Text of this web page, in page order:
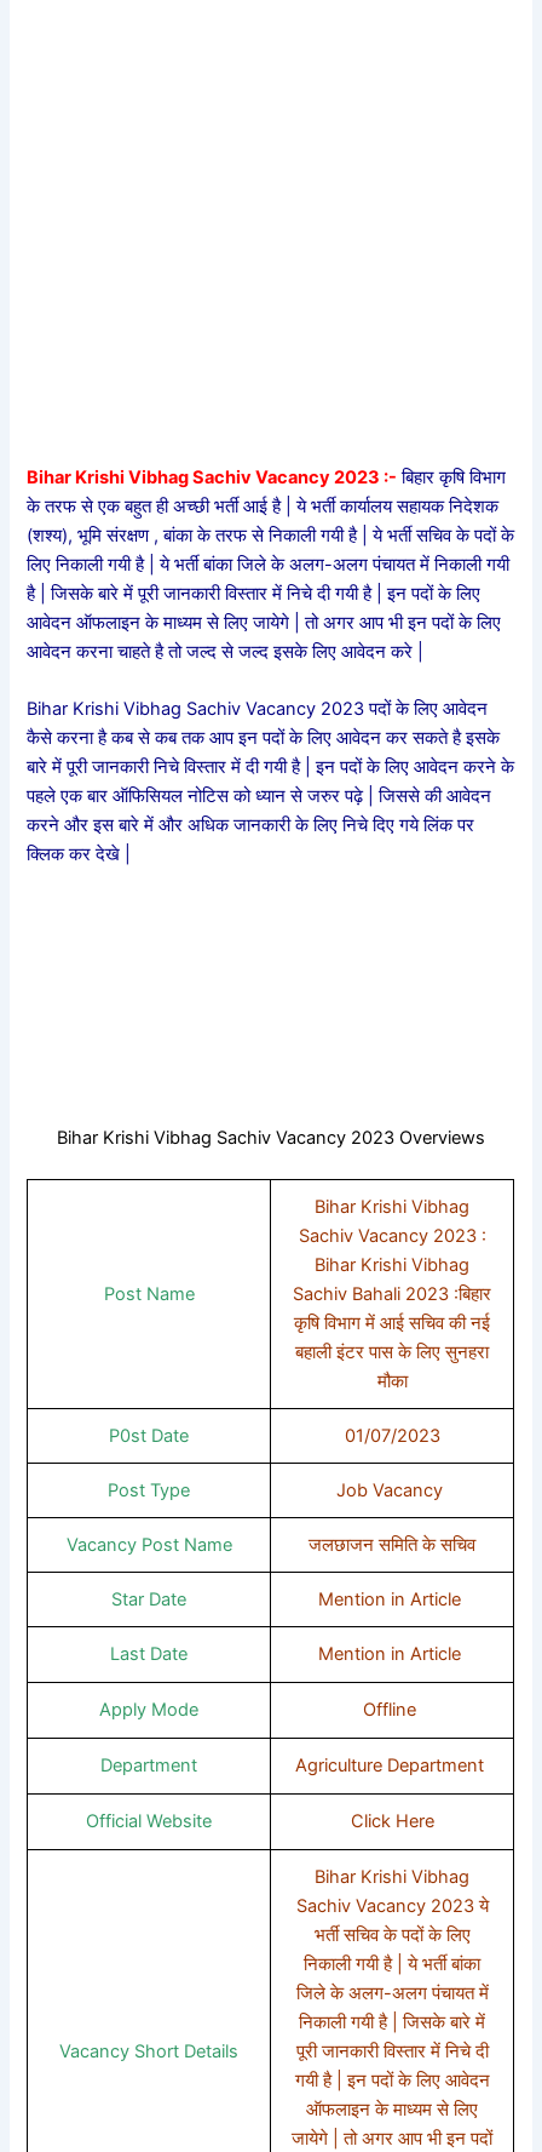
Bihar Krishi Vibhag Sachiv Vacancy 2023 :- बिहार कृषि विभाग
के तरफ से एक बहुत ही अच्छी भर्ती आई है | ये भर्ती कार्यालय सहायक निदेशक
(शश्य), भूमि संरक्षण , बांका के तरफ से निकाली गयी है | ये भर्ती सचिव के पदों के
लिए निकाली गयी है | ये भर्ती बांका जिले के अलग-अलग पंचायत में निकाली गयी
है | जिसके बारे में पूरी जानकारी विस्तार में निचे दी गयी है | इन पदों के लिए
आवेदन ऑफलाइन के माध्यम से लिए जायेगे | तो अगर आप भी इन पदों के लिए
आवेदन करना चाहते है तो जल्द से जल्द इसके लिए आवेदन करे |
Bihar Krishi Vibhag Sachiv Vacancy 2023 पदों के लिए आवेदन
कैसे करना है कब से कब तक आप इन पदों के लिए आवेदन कर सकते है इसके
बारे में पूरी जानकारी निचे विस्तार में दी गयी है | इन पदों के लिए आवेदन करने के
पहले एक बार ऑफिसियल नोटिस को ध्यान से जरुर पढ़े | जिससे की आवेदन
करने और इस बारे में और अधिक जानकारी के लिए निचे दिए गये लिंक पर
क्लिक कर देखे |
Bihar Krishi Vibhag Sachiv Vacancy 2023 Overviews
Post Name
Bihar Krishi Vibhag
Sachiv Vacancy 2023 :
Bihar Krishi Vibhag
Sachiv Bahali 2023 :बिहार
कृषि विभाग में आई सचिव की नई
बहाली इंटर पास के लिए सुनहरा
मौका
P0st Date 01/07/2023
Post Type Job Vacancy
Vacancy Post Name जलछाजन समिति के सचिव
Star Date Mention in Article
Last Date Mention in Article
Apply Mode Offline
Department Agriculture Department
Official Website Click Here
Vacancy Short Details
Bihar Krishi Vibhag
Sachiv Vacancy 2023 ये
भर्ती सचिव के पदों के लिए
निकाली गयी है | ये भर्ती बांका
जिले के अलग-अलग पंचायत में
निकाली गयी है | जिसके बारे में
पूरी जानकारी विस्तार में निचे दी
गयी है | इन पदों के लिए आवेदन
ऑफलाइन के माध्यम से लिए
जायेगे | तो अगर आप भी इन पदों